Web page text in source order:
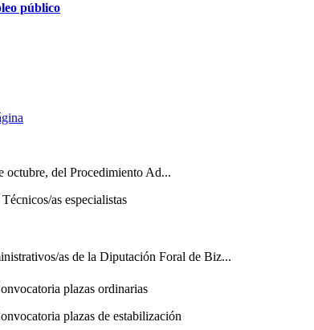
público
octubre, del Procedimiento Ad...
as especialistas
as de la Diputación Foral de Biz...
plazas ordinarias
plazas de estabilización